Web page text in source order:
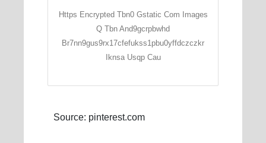
Https Encrypted Tbn0 Gstatic Com Images
Q Tbn And9gcrpbwhd
Br7nn9gus9rx17cfefukss1pbu0yffdczczkr
Iknsa Usqp Cau
Source: pinterest.com